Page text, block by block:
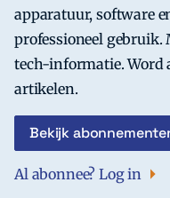
apparatuur, software
professioneel gebruik.
tech-informatie. Word
artikelen.
Bekijk
Al abonnee? Log in